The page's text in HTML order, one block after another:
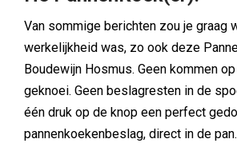
Van sommige berichten zou je graag
werkelijkheid was, zo ook deze
Boudewijn Hosmus. Geen kommen
geknoei. Geen beslagresten in de
één druk op de knop een perfect
pannenkoekenbeslag, direct in de